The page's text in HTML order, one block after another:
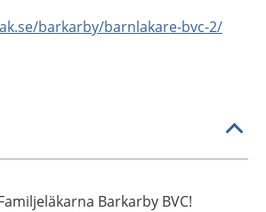
barkarby/barnlakare-bvc-2/
Barkarby BVC!